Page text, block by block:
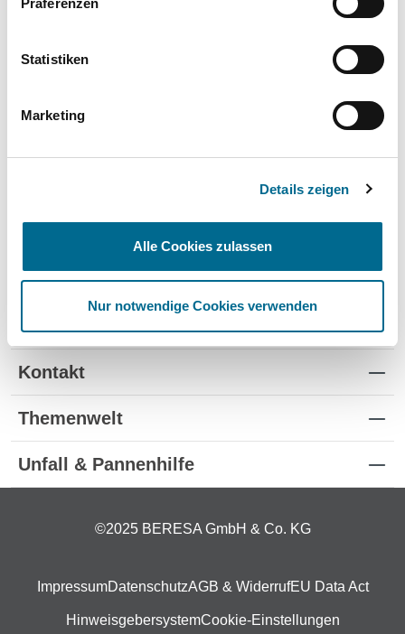
Präferenzen
Statistiken
Marketing
Details zeigen
Alle Cookies zulassen
Nur notwendige Cookies verwenden
Schnelle Verfügbarkeit
Flexible Laufzeiten ✔ - -
- -
Standorte
Kontakt
Themenwelt
Unfall & Pannenhilfe
©2025 BERESA GmbH & Co. KG
ImpressumDatenschutzAGB & WiderrufEU Data Act
HinweisgebersystemCookie-Einstellungen